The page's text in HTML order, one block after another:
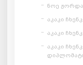
ნოე
აკაკი
აკაკი
აკაკი